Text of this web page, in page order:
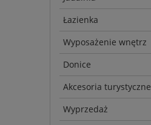
Łazienka
Wyposażenie wnętrz
Donice
Akcesoria turystyczne
Wyprzedaż